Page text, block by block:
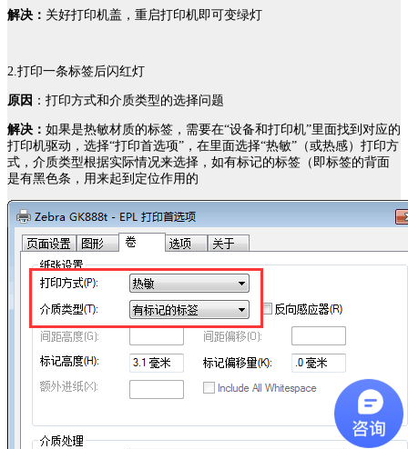
解决： 关好打印机盖，重启打印机即可变绿灯
2.打印一条标签后闪红灯
原因 ：打印方式和介质类型的选择问题
解决： 如果是热敏材质的标签，需要在“设备和打印机”里面找到对应的
打印机驱动，选择“打印首选项”，在里面选择“热敏”（或热感）打印方
式，介质类型根据实际情况来选择，如有标记的标签（即标签的背面
是有黑色条，用来起到定位作用的